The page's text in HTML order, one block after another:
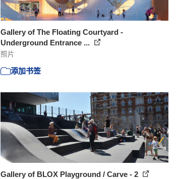
Gallery of The Floating Courtyard -
Underground Entrance ...
照片
添加书签
Gallery of BLOX Playground / Carve - 2